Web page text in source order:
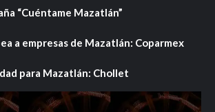
“Cuéntame Mazatlán”
a empresas de Mazatlán: Coparmex
para Mazatlán: Chollet